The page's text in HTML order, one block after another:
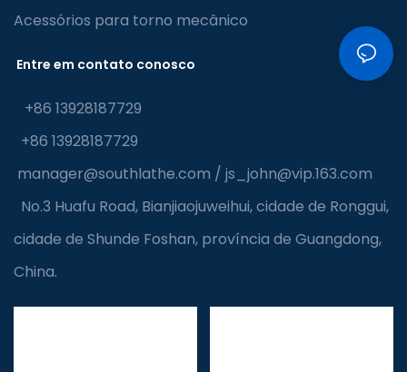
Acessórios para torno mecânico
Entre em contato conosco
+86 13928187729
+86 13928187729
manager@southlathe.com / js_john@vip.163.com
No.3 Huafu Road, Bianjiaojuweihui, cidade de Ronggui,
cidade de Shunde Foshan, província de Guangdong,
China.